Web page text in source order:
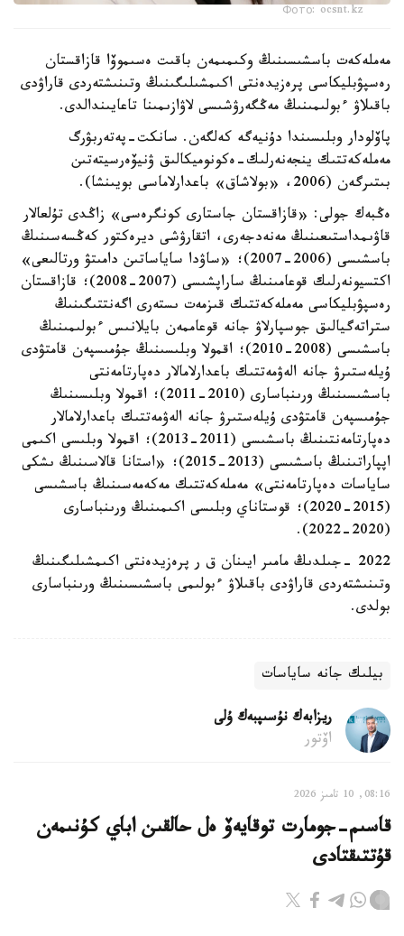
Фото: ocsnt.kz
مەملەكەت باسشىسىنىڭ وكىمىمەن باقىت ەسىموۆا قازاقستان
رەسپۋبليكاسى پرەزيدەنتى اكىمشىلىگىنىڭ وتىنىشتەردى قاراۋدى
باقىلاۋ ءبولىمىنىڭ مەڭگەرۋشىسى لاۋازىمىنا تاعايىندالدى.
پاۆلودار وبلىسىندا دۇنيەگە كەلگەن. سانكت-پەتەربۋرگ
مەملەكەتتىك ينجەنەرلىك-ەكونوميكالىق ۋنيۆەرسيتەتىن
بىتىرگەن (2006، «بولاشاق» باعدارلاماسى بويىنشا).
ەڭبەك جولى: «قازاقستان جاستارى كونگرەسى» زاڭدى تۇلعالار
قاۋىمداستىعىنىڭ مەنەدجەرى، اتقارۋشى ديرەكتور كەڭسەسىنىڭ
باسشىسى (2006-2007)؛ «ساۋدا ساياساتىن دامىتۋ ورتالىعى»
اكتسيونەرلىك قوعامىنىڭ ساراپشىسى (2007-2008)؛ قازاقستان
رەسپۋبليكاسى مەملەكەتتىك قىزمەت ىستەرى اگەنتتىگىنىڭ
ستراتەگيالىق جوسپارلاۋ جانە قوعاممەن بايلانىس ءبولىمىنىڭ
باسشىسى (2008-2010)؛ اقمولا وبلىسىنىڭ جۇمىسپەن قامتۋدى
ۇيلەستىرۋ جانە الەۋمەتتىك باعدارلامالار دەپارتامەنتى
باسشىسىنىڭ ورىنباسارى (2010-2011)؛ اقمولا وبلىسىنىڭ
جۇمىسپەن قامتۋدى ۇيلەستىرۋ جانە الەۋمەتتىك باعدارلامالار
دەپارتامەنتىنىڭ باسشىسى (2011-2013)؛ اقمولا وبلىسى اكىمى
اپپاراتىنىڭ باسشىسى (2013-2015)؛ «استانا قالاسىنىڭ ىشكى
ساياسات دەپارتامەنتى» مەملەكەتتىك مەكەمەسىنىڭ باسشىسى
(2015-2020)؛ قوستاناي وبلىسى اكىمىنىڭ ورىنباسارى
(2020-2022).
2022 -جىلدىڭ مامىر ايىنان ق ر پرەزيدەنتى اكىمشىلىگىنىڭ
وتىنىشتەردى قاراۋدى باقىلاۋ ءبولىمى باسشىسىنىڭ ورىنباسارى
بولدى.
بيلىك جانە ساياسات
ريزابەك نۇسىپبەك ۇلى
اۆتور
08:16, 10 تامىز 2026
قاسىم-جومارت توقايەۆ ەل حالقىن اباي كۇنىمەن
قۇتتىقتادى